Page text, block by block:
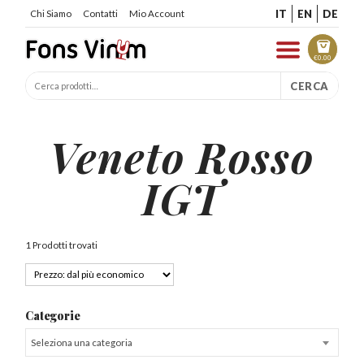
Chi Siamo Contatti Mio Account IT EN DE
€0.00
CERCA
Veneto Rosso
IGT
1 Prodotti trovati
Categorie
Seleziona una categoria